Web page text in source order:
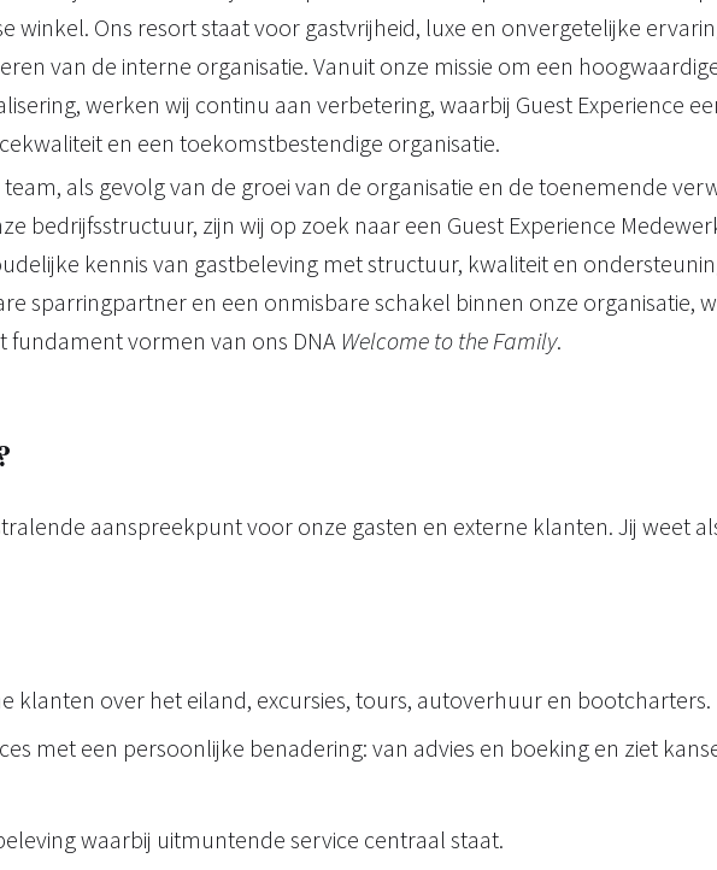
winkel. Ons resort staat voor gastvrijheid, luxe en onvergetelijke
van de interne organisatie. Vanuit onze missie om een
werken wij continu aan verbetering, waarbij Guest Experience
en een toekomstbestendige organisatie.
als gevolg van de groei van de organisatie en de toenemende
bedrijfsstructuur, zijn wij op zoek naar een Guest Experience
kennis van gastbeleving met structuur, kwaliteit en
sparringpartner en een onmisbare schakel binnen onze organisatie,
vormen van ons DNA Welcome to the Family.
aanspreekpunt voor onze gasten en externe klanten. Jij weet
klanten over het eiland, excursies, tours, autoverhuur en bootcharters.
met een persoonlijke benadering: van advies en boeking en ziet
waarbij uitmuntende service centraal staat.